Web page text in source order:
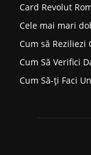
Card Revolut
Cele mai mari
Cum să Reziliezi
Cum Să Verifici
Cum Să-ți Faci